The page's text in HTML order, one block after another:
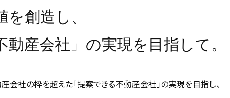
創造し、
動産会社」の実現を目指して。
会社の枠を超えた「提案できる不動産会社」の実現を目指し、